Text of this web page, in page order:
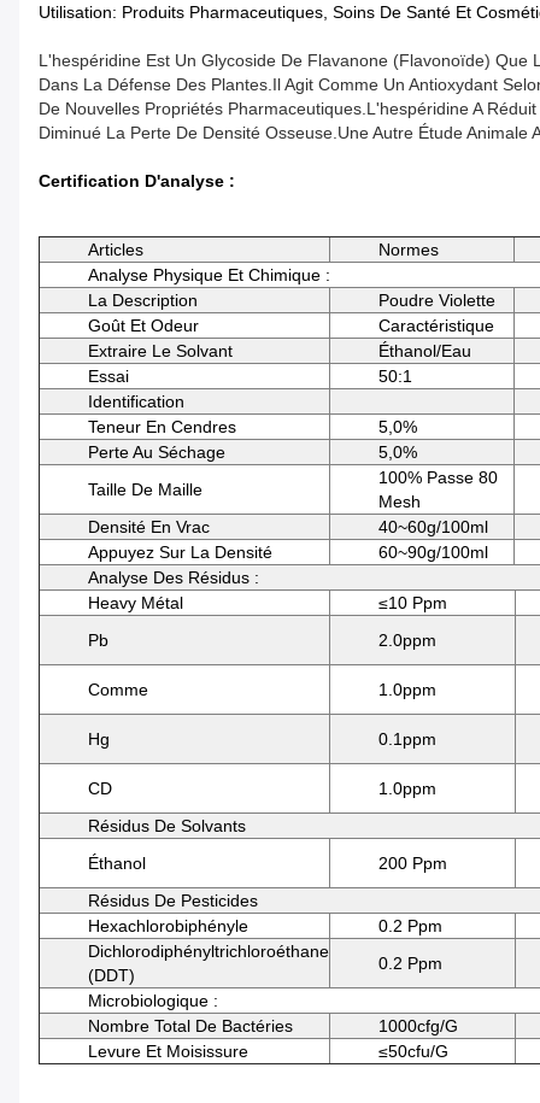
Utilisation: Produits Pharmaceutiques, Soins De Santé Et
L'hespéridine Est Un Glycoside De Flavanone (flavonoïde) Que
Dans La Défense Des Plantes.Il Agit Comme Un Antioxydant
De Nouvelles Propriétés Pharmaceutiques.L'hespéridine A
Diminué La Perte De Densité Osseuse.Une Autre Étude
Certification D'analyse :
Articles
Normes
Analyse Physique Et Chimique :
La Description
Poudre Violette
Goût Et Odeur
Caractéristique
Extraire Le Solvant
Éthanol/eau
Essai
50:1
Identification
Teneur En Cendres
5,0%
Perte Au Séchage
5,0%
Taille De Maille
100% Passe 80
Mesh
Densité En Vrac
40~60g/100ml
Appuyez Sur La Densité
60~90g/100ml
Analyse Des Résidus :
Heavy Métal
≤10 Ppm
Pb
2.0ppm
Comme 1.0ppm
Hg 0.1ppm
CD
1.0ppm
Résidus De Solvants
Éthanol
200 Ppm
Résidus De Pesticides
Hexachlorobiphényle
0.2 Ppm
Dichlorodiphényltrichloroéthane
(DDT)
0.2 Ppm
Microbiologique :
Nombre Total De Bactéries
1000cfg/g
Levure Et Moisissure
≤50cfu/g